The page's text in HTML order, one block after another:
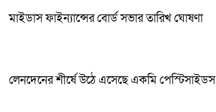
মাইডাস ফাইন্যান্সের বোর্ড সভার তারিখ ঘোষণা
লেনদেনের শীর্ষে উঠে এসেছে একমি পেস্টিসাইডস